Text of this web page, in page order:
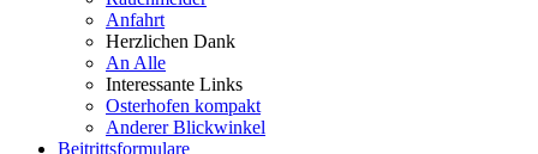
Anfahrt
Herzlichen Dank
An Alle
Interessante Links
Osterhofen kompakt
Anderer Blickwinkel
Beitrittsformulare